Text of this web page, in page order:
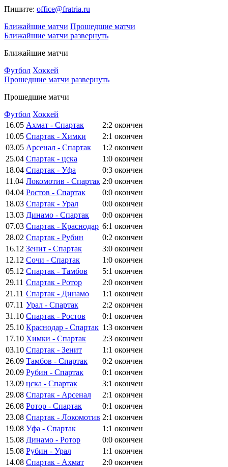
Пишите: office@fratria.ru
Ближайшие матчи Прошедшие матчи
Ближайшие матчи развернуть
Ближайшие матчи
Футбол Хоккей
Прошедшие матчи развернуть
Прошедшие матчи
Футбол Хоккей
16.05 Ахмат - Спартак 2:2 окончен
10.05 Спартак - Химки 2:1 окончен
03.05 Арсенал - Спартак 1:2 окончен
25.04 Спартак - цска 1:0 окончен
18.04 Спартак - Уфа 0:3 окончен
11.04 Локомотив - Спартак 2:0 окончен
04.04 Ростов - Спартак 0:0 окончен
18.03 Спартак - Урал 0:0 окончен
13.03 Динамо - Спартак 0:0 окончен
07.03 Спартак - Краснодар 6:1 окончен
28.02 Спартак - Рубин 0:2 окончен
16.12 Зенит - Спартак 3:0 окончен
12.12 Сочи - Спартак 1:0 окончен
05.12 Спартак - Тамбов 5:1 окончен
29.11 Спартак - Ротор 2:0 окончен
21.11 Спартак - Динамо 1:1 окончен
07.11 Урал - Спартак 2:2 окончен
31.10 Спартак - Ростов 0:1 окончен
25.10 Краснодар - Спартак 1:3 окончен
17.10 Химки - Спартак 2:3 окончен
03.10 Спартак - Зенит 1:1 окончен
26.09 Тамбов - Спартак 0:2 окончен
20.09 Рубин - Спартак 0:1 окончен
13.09 цска - Спартак 3:1 окончен
29.08 Спартак - Арсенал 2:1 окончен
26.08 Ротор - Спартак 0:1 окончен
23.08 Спартак - Локомотив 2:1 окончен
19.08 Уфа - Спартак 1:1 окончен
15.08 Динамо - Ротор 0:0 окончен
15.08 Рубин - Урал 1:1 окончен
14.08 Спартак - Ахмат 2:0 окончен